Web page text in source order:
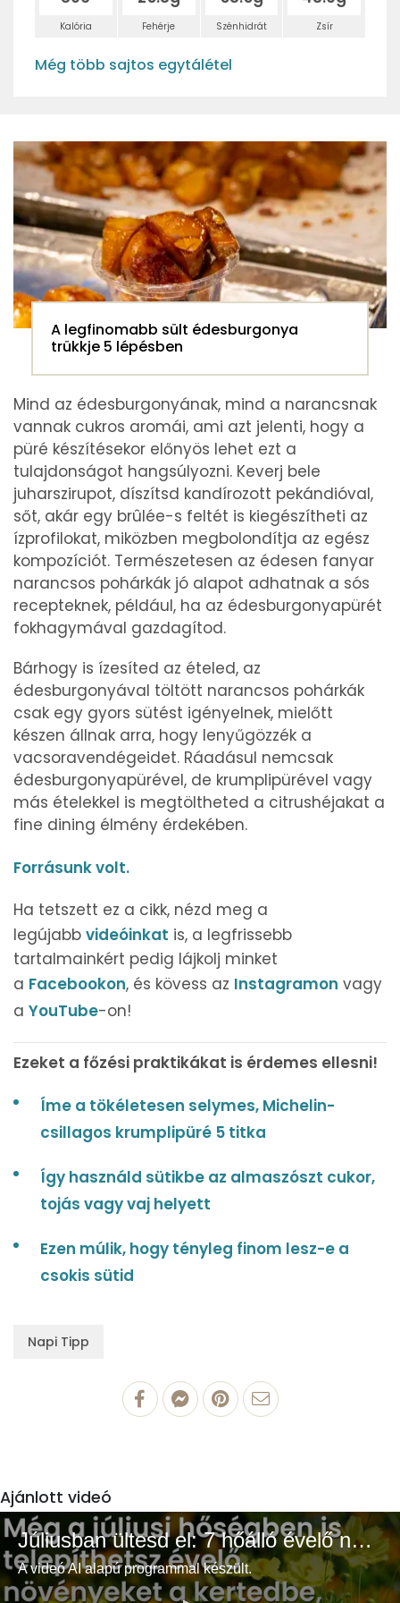
Kalória Fehérje Szénhidrát Zsír
Még több sajtos egytálétel
A legfinomabb sült édesburgonya
trükkje 5 lépésben
Mind az édesburgonyának, mind a narancsnak
vannak cukros aromái, ami azt jelenti, hogy a
püré készítésekor előnyös lehet ezt a
tulajdonságot hangsúlyozni. Keverj bele
juharszirupot, díszítsd kandírozott pekándióval,
sőt, akár egy brûlée-s feltét is kiegészítheti az
ízprofilokat, miközben megbolondítja az egész
kompozíciót. Természetesen az édesen fanyar
narancsos pohárkák jó alapot adhatnak a sós
recepteknek, például, ha az édesburgonyapürét
fokhagymával gazdagítod.
Bárhogy is ízesíted az ételed, az
édesburgonyával töltött narancsos pohárkák
csak egy gyors sütést igényelnek, mielőtt
készen állnak arra, hogy lenyűgözzék a
vacsoravendégeidet. Ráadásul nemcsak
édesburgonyapürével, de krumplipürével vagy
más ételekkel is megtöltheted a citrushéjakat a
fine dining élmény érdekében.
Forrásunk volt.
Ha tetszett ez a cikk, nézd meg a
legújabb videóinkat is, a legfrissebb
tartalmainkért pedig lájkolj minket
a Facebookon, és kövess az Instagramon vagy
a YouTube-on!
Ezeket a főzési praktikákat is érdemes ellesni!
Íme a tökéletesen selymes, Michelin-
csillagos krumplipüré 5 titka
Így használd sütikbe az almaszószt cukor,
tojás vagy vaj helyett
Ezen múlik, hogy tényleg finom lesz-e a
csokis sütid
Napi Tipp
Ajánlott videó
Júliusban ültesd el: 7 hőálló évelő növény a színes és buja kertért
A videó AI alapú programmal készült.